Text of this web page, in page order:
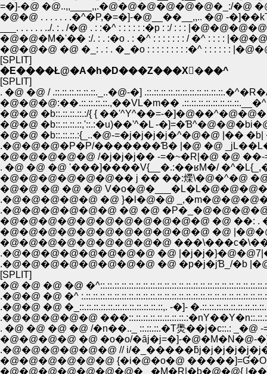
=�]-�@ �@..,,____,,.�@�@�@�@�@�@�_:/�@ �@
�@�@ . . . . . . .�^�P,�=�]-�@__��__,,.. �@ -
___. . . . . . ../. : . /�@ . : :�^ : : : : : :�p : :/ : : :
�@�@�M�'�� :/. : . :�o . : �^ : : : : : : : / �^ : : : :
�@�@�@ �@ �_: . : . �_�o : : : : : : : : :�^ : : : : : :
[SPLIT]
�E����Ł@�A�h�D���Z���X�َ��^
[SPLIT]
. �@ �@ / .::.::.::.::.::.::._..�@-�]
�@�@�@:��.::.::.::.::.,��VL�m��
�@�@ �b::.::.::.::.:/{ { ��'^Y^��=-
�@�@ �b::.::.::.::,'::.:�u)��'^�L -
.�@�@�@�P�P/�������Ɓ� |�@ �@
�@�@�@�@�@ /�j�j�j�� -=�~�R|�@ �@ ��-
. �@ �@ �@ '���]����V{__�.:��ʁM�/
�@�@�@�@�@�@�� j �� ��:爃\�@�^�@
�@�@ �@ �@ �@
.�@�@�@�@�@ �@ }�l�@�@
.�@�@�@�@�@�@ �@ �@
�@�@�@�@�@�@�@�@�@�@�@ �@ ��: .
�@�@�@�@�@�@�@�@�@�@�@ �@
�@�@�@�@�@�@�@�@�@
.�@�@�@�@�@�@�@�@ �@
.�@�@�@�@�@�@�@�@ �@ �p�j�jƁ_/�b
[SPLIT]
�@ �@ �@ �@
.�@�@ �@ �^
.�@�@ �@ �_::.::.::.::.::.::.::.::.::.::.::.::,. -�]-
.�@�@�@�@�@
. �@ �@ �@ �@ /�n��.._ ::.::.::.�T爂��j�c::.:
�@�@�@�@ �@ �o�o/�ȃj�j=�]-
.�@�@�@�@�@�@ // i/
�@�@�@�@�@�@ {�i�@�o�@
�@�@�@�@�@�@�@�_ �M�R|�b�@�@{